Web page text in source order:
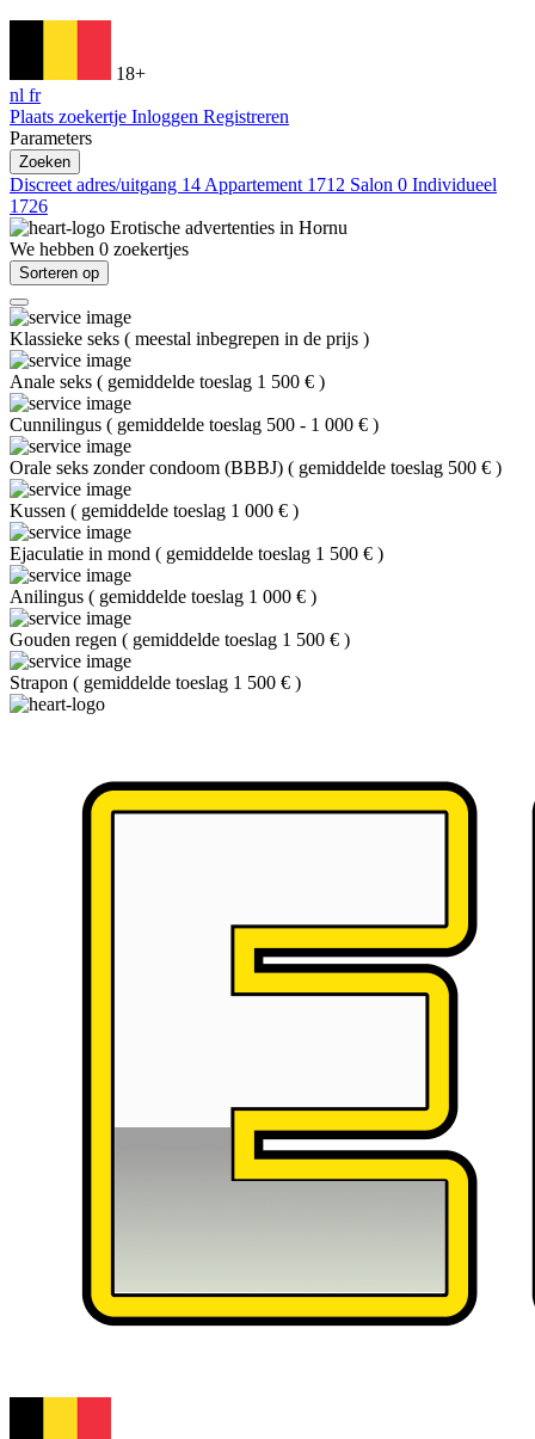
18+
nl fr
Plaats zoekertje Inloggen Registreren
Parameters
Zoeken
Discreet adres/uitgang 14 Appartement 1712 Salon 0 Individueel
1726
Erotische advertenties in Hornu
We hebben 0 zoekertjes
Sorteren op
Klassieke seks ( meestal inbegrepen in de prijs )
Anale seks ( gemiddelde toeslag 1 500 € )
Cunnilingus ( gemiddelde toeslag 500 - 1 000 € )
Orale seks zonder condoom (BBBJ) ( gemiddelde toeslag 500 € )
Kussen ( gemiddelde toeslag 1 000 € )
Ejaculatie in mond ( gemiddelde toeslag 1 500 € )
Anilingus ( gemiddelde toeslag 1 000 € )
Gouden regen ( gemiddelde toeslag 1 500 € )
Strapon ( gemiddelde toeslag 1 500 € )